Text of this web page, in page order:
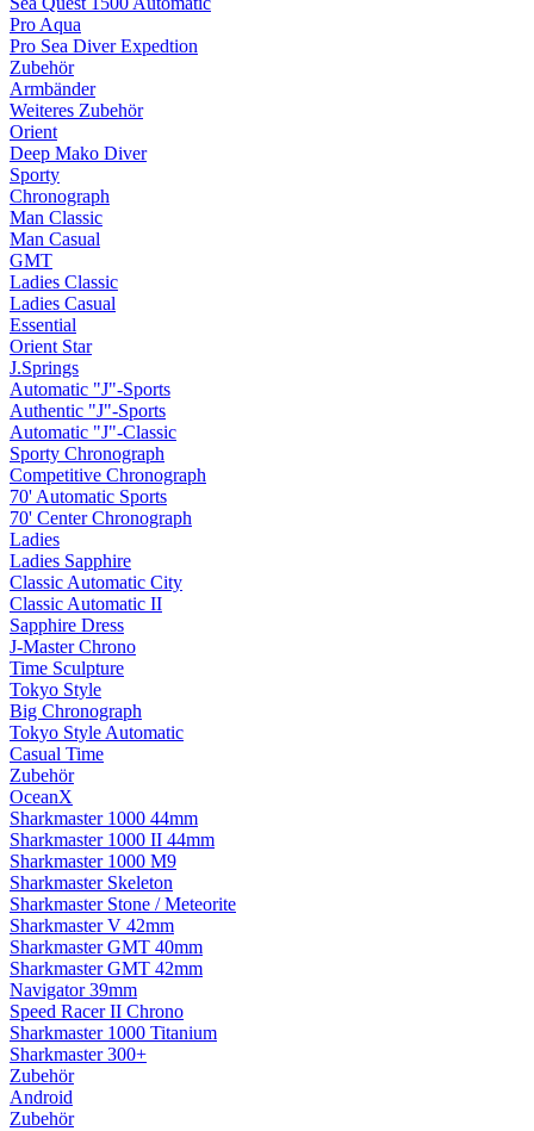
Pro Aqua
Pro Sea Diver Expedtion
Zubehör
Armbänder
Weiteres Zubehör
Orient
Deep Mako Diver
Sporty
Chronograph
Man Classic
Man Casual
GMT
Ladies Classic
Ladies Casual
Essential
Orient Star
J.Springs
Automatic "J"-Sports
Authentic "J"-Sports
Automatic "J"-Classic
Sporty Chronograph
Competitive Chronograph
70' Automatic Sports
70' Center Chronograph
Ladies
Ladies Sapphire
Classic Automatic City
Classic Automatic II
Sapphire Dress
J-Master Chrono
Time Sculpture
Tokyo Style
Big Chronograph
Tokyo Style Automatic
Casual Time
Zubehör
OceanX
Sharkmaster 1000 44mm
Sharkmaster 1000 II 44mm
Sharkmaster 1000 M9
Sharkmaster Skeleton
Sharkmaster Stone / Meteorite
Sharkmaster V 42mm
Sharkmaster GMT 40mm
Sharkmaster GMT 42mm
Navigator 39mm
Speed Racer II Chrono
Sharkmaster 1000 Titanium
Sharkmaster 300+
Zubehör
Android
Zubehör